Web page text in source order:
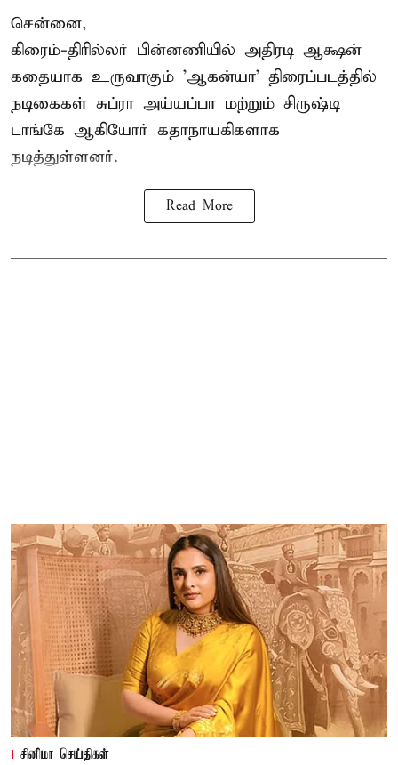
சென்னை,
கிரைம்-திரில்லர் பின்னணியில் அதிரடி ஆக்ஷன்
கதையாக உருவாகும் 'ஆகன்யா' திரைப்படத்தில்
நடிகைகள் சுப்ரா அய்யப்பா மற்றும் சிருஷ்டி
டாங்கே ஆகியோர் கதாநாயகிகளாக
நடித்துள்ளனர்.
Read More
சினிமா செய்திகள்